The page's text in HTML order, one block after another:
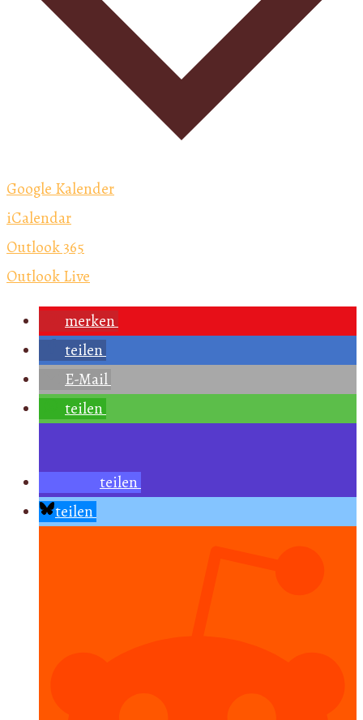
Google Kalender
iCalendar
Outlook 365
Outlook Live
merken
teilen
E-Mail
teilen
teilen
teilen